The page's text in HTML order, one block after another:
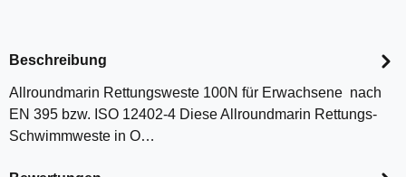
Beschreibung
Allroundmarin Rettungsweste 100N für Erwachsene nach
EN 395 bzw. ISO 12402-4 Diese Allroundmarin Rettungs-
Schwimmweste in O…